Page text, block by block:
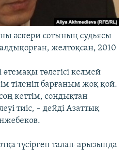
әскери сотының судьясы
желтоқсан, 2010
төлегісі келмей
тіленіп барғаным жоқ қой.
кеттім, сондықтан
тиіс, – дейді Азаттық
түсірген талап-арызында